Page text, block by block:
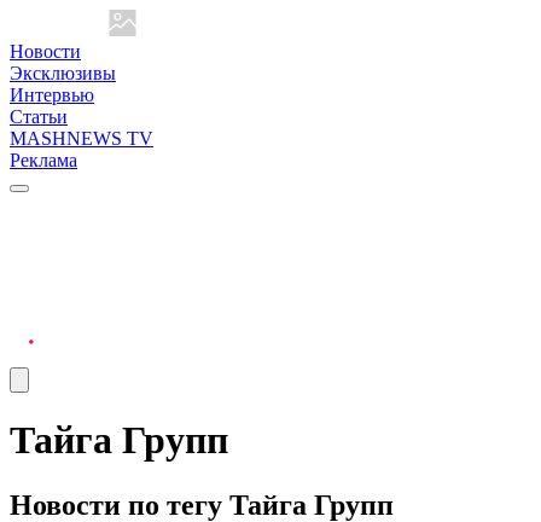
Новости
Эксклюзивы
Интервью
Статьи
MASHNEWS TV
Реклама
Тайга Групп
Новости по тегу Тайга Групп